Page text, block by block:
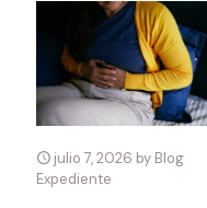
julio 7, 2026 by Blog
Expediente